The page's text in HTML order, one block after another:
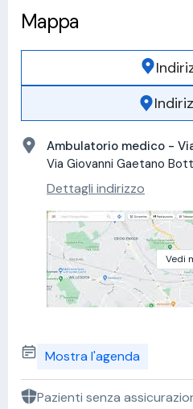
Mappa
Ambulatorio medico -
Via Giovanni Gaetano
Dettagli indirizzo
Vedi
Mostra l'agenda
Pazienti senza